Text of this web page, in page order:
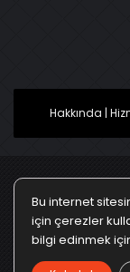
Hakkında |
Ana
Kullanım
Bu internet
için çerezler
bilgi edinmek